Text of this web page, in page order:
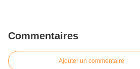
Commentaires
Ajouter un commentaire